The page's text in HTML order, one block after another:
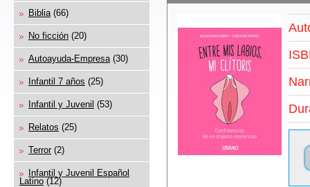
Biblia (66)
No ficción (20)
Autoayuda-Empresa (30)
Infantil 7 años (25)
Infantil y Juvenil (53)
Relatos (25)
Terror (2)
Infantil y Juvenil Español
Latino(12)